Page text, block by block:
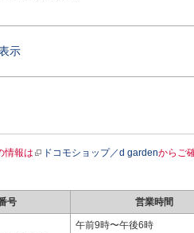
示
情報は ドコモショップ／d gardenからご
号 営業時間
午前9時〜午後6時